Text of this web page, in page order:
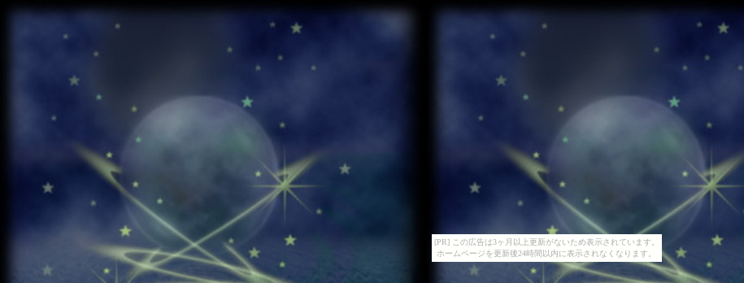
[PR] この広告は3ヶ月以上更新がないため表示されています。
ホームページを更新後24時間以内に表示されなくなります。